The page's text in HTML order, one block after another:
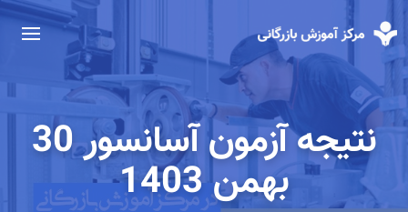
نتیجه آزمون آسانسور 30
بهمن 1403